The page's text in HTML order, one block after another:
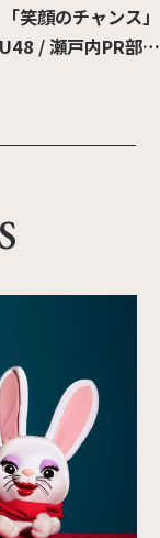
「笑顔のチャンス」
/ 瀬戸内PR部隊